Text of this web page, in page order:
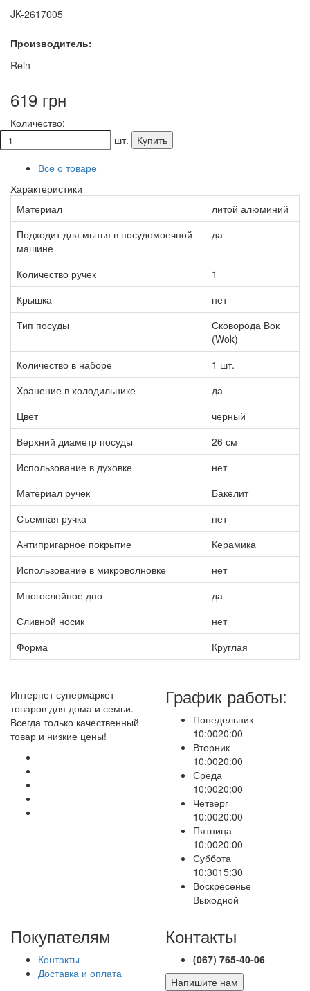
JK-2617005
Производитель:
Rein
619 грн
Количество:
шт.
Купить
Все о товаре
Характеристики
Материал
литой алюминий
Подходит для мытья в посудомоечной
машине
да
Количество ручек
1
Крышка
нет
Тип посуды
Сковорода Вок
(Wok)
Количество в наборе
1 шт.
Хранение в холодильнике
да
Цвет
черный
Верхний диаметр посуды
26 см
Использование в духовке
нет
Материал ручек
Бакелит
Съемная ручка
нет
Антипригарное покрытие
Керамика
Использование в микроволновке
нет
Многослойное дно
да
Сливной носик
нет
Форма
Круглая
Интернет супермаркет
товаров для дома и семьи.
Всегда только качественный
товар и низкие цены!
График работы:
Понедельник
10:0020:00
Вторник
10:0020:00
Среда
10:0020:00
Четверг
10:0020:00
Пятница
10:0020:00
Суббота
10:3015:30
Воскресенье
Выходной
Покупателям
Контакты
Доставка и оплата
Контакты
(067) 765-40-06
Напишите нам